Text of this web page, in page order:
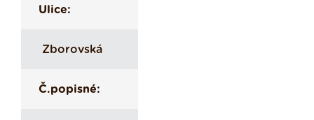
Ulice:
Zborovská
Č.popisné: